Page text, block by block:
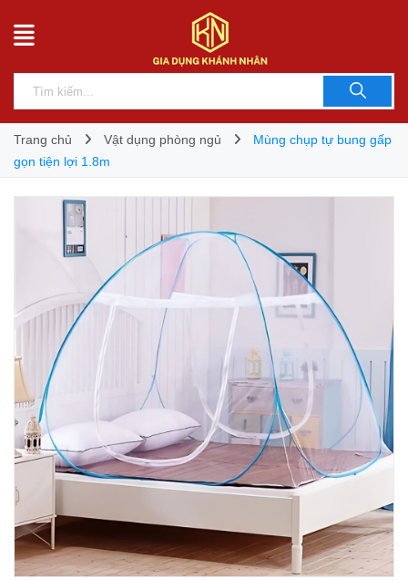
Trang chủ Vật dụng phòng ngủ
Mùng chụp tự bung gấp
gọn tiện lợi 1.8m